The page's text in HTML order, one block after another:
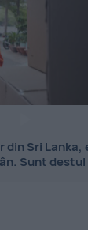
Sri Lanka,
Sunt